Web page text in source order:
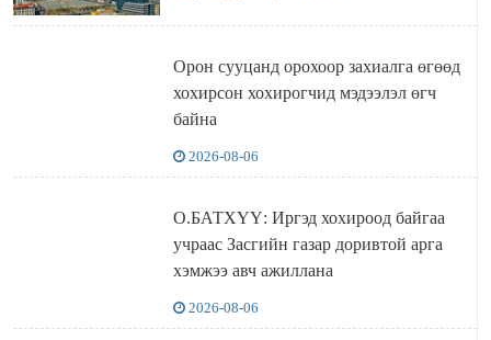
Орон сууцанд орохоор захиалга өгөөд
хохирсон хохирогчид мэдээлэл өгч
байна
2026-08-06
О.БАТХҮҮ: Иргэд хохироод байгаа
учраас Засгийн газар доривтой арга
хэмжээ авч ажиллана
2026-08-06